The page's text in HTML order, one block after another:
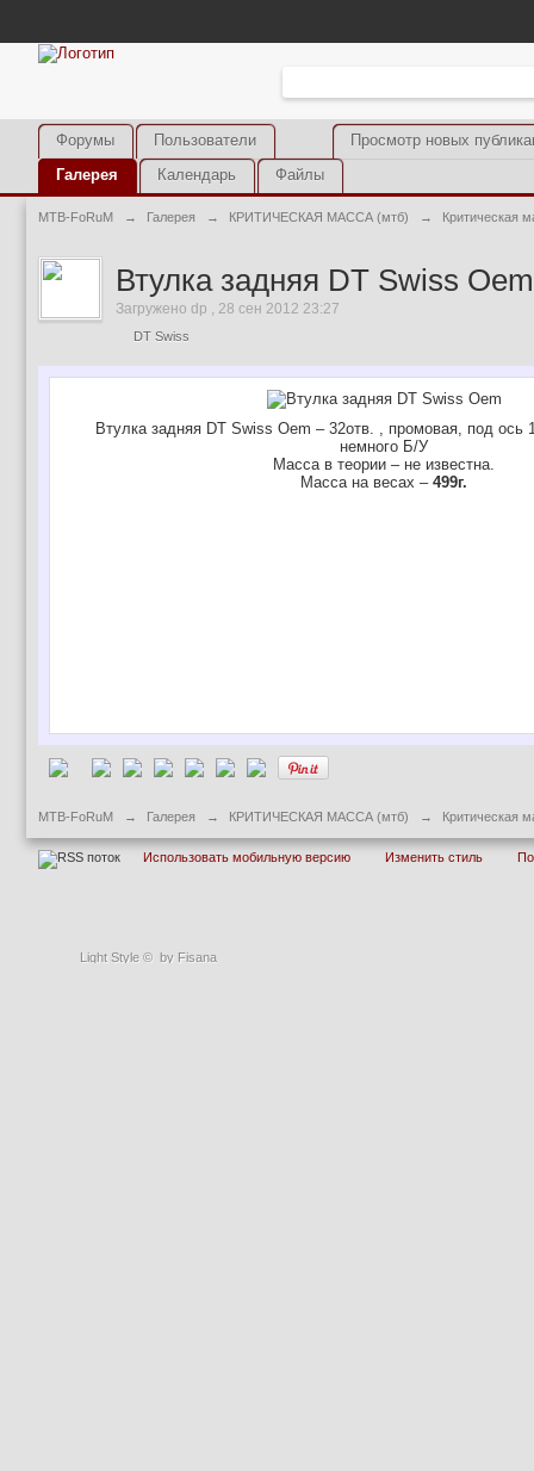
Light Style © by Fisana
Просмотр новых
Форумы
Пользователи
Галерея
Календарь Файлы
MTB-FoRuM → Галерея → КРИТИЧЕСКАЯ МАССА (мтб) → Критическая
Втулка задняя DT Swiss Oem
Загружено dp , 28 сен 2012 23:27
DT Swiss
Втулка задняя DT Swiss Oem – 32отв. , промовая, под ось
немного Б/У
Масса в теории – не известна.
Масса на весах – 499г.
MTB-FoRuM → Галерея → КРИТИЧЕСКАЯ МАССА (мтб) → Критическая
Использовать мобильную версию Изменить стиль